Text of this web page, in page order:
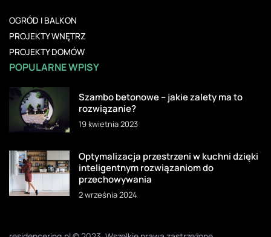
OGRÓD I BALKON
PROJEKTY WNĘTRZ
PROJEKTY DOMÓW
POPULARNE WPISY
Szambo betonowe – jakie zalety ma to
rozwiązanie?
19 kwietnia 2023
Optymalizacja przestrzeni w kuchni dzięki
inteligentnym rozwiązaniom do
przechowywania
2 września 2024